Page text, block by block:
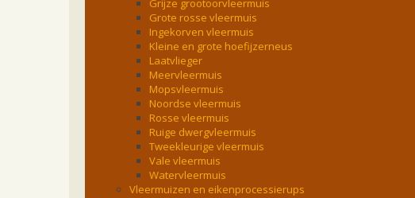
Grijze grootoorvleermuis
Grote rosse vleermuis
Ingekorven vleermuis
Kleine en grote hoefijzerneus
Laatvlieger
Meervleermuis
Mopsvleermuis
Noordse vleermuis
Rosse vleermuis
Ruige dwergvleermuis
Tweekleurige vleermuis
Vale vleermuis
Watervleermuis
Vleermuizen en eikenprocessierups